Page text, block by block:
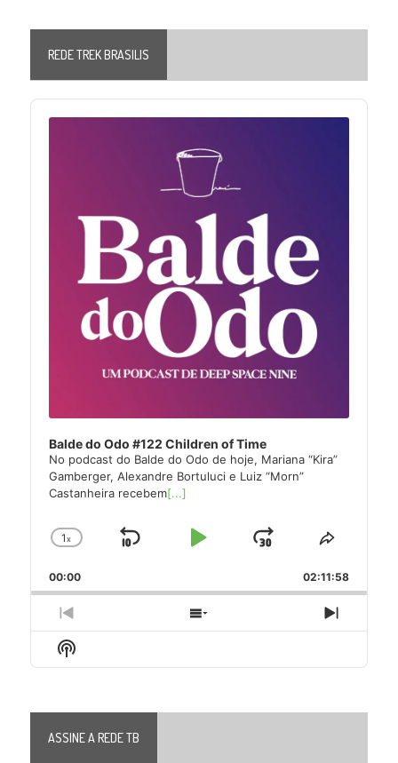
REDE TREK BRASILIS
Audio
Player
Balde do Odo #122 Children of Time
No podcast do Balde do Odo de hoje, Mariana “Kira”
Gamberger, Alexandre Bortuluci e Luiz “Morn”
Castanheira recebem[...]
Change
Rate
1x
Skip
Play
Jump
Forward
Share
Episode
00:00 02:11:58
Previous
Episode
Show
Episodes
Next
Episode
Show
Podcast
ASSINE A REDE TB